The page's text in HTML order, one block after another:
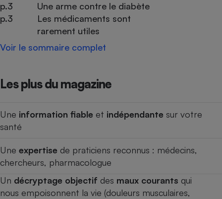
p.3
Une arme contre le diabète
p.3
Les médicaments sont
rarement utiles
Voir le sommaire complet
Les plus du magazine
Une information fiable et indépendante sur votre
santé
Une expertise de praticiens reconnus : médecins,
chercheurs, pharmacologue
Un décryptage objectif des maux courants qui
nous empoisonnent la vie (douleurs musculaires,